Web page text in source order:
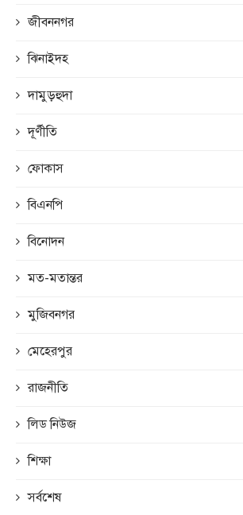
জীবননগর
ঝিনাইদহ
দামুড়হুদা
দূর্ণীতি
ফোকাস
বিএনপি
বিনোদন
মত-মতান্তর
মুজিবনগর
মেহেরপুর
রাজনীতি
লিড নিউজ
শিক্ষা
সর্বশেষ